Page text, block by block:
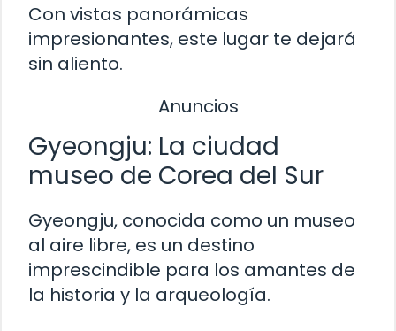
Con vistas panorámicas
impresionantes, este lugar te dejará
sin aliento.
Anuncios
Gyeongju: La ciudad
museo de Corea del Sur
Gyeongju, conocida como un museo
al aire libre, es un destino
imprescindible para los amantes de
la historia y la arqueología.